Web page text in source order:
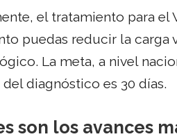
el tratamiento para el
puedas reducir la carga
La meta, a nivel
diagnóstico es 30 días.
son los avances